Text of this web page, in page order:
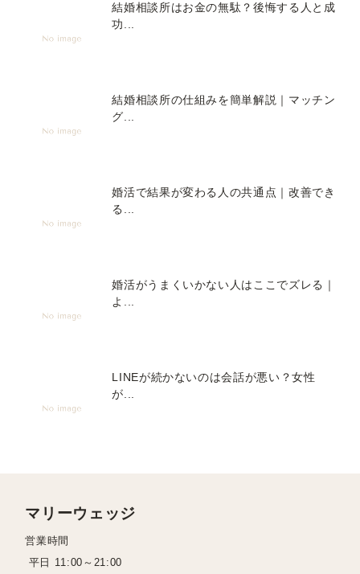
結婚相談所はお金の無駄？後悔する人と成
功...
結婚相談所の仕組みを簡単解説｜マッチン
グ...
婚活で結果が変わる人の共通点｜改善でき
る...
婚活がうまくいかない人はここでズレる｜
よ...
LINEが続かないのは会話が悪い？女性
が...
マリーウェッジ
営業時間
平日 11:00～21:00